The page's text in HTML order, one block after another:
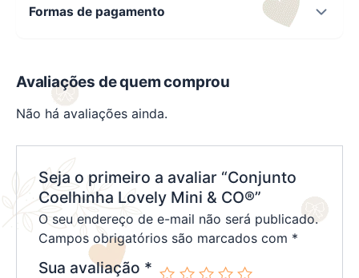
Formas de pagamento
Avaliações de quem comprou
Não há avaliações ainda.
Seja o primeiro a avaliar “Conjunto
Coelhinha Lovely Mini & CO®”
O seu endereço de e-mail não será publicado.
Campos obrigatórios são marcados com *
Sua avaliação *